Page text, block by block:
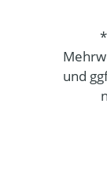
und